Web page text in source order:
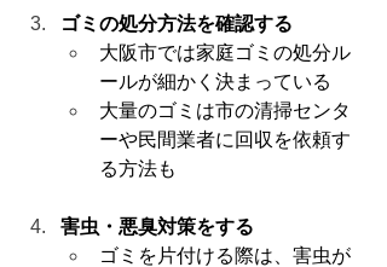
ゴミの処分方法を確認する
大阪市では家庭ゴミの処分ル
ールが細かく決まっている
大量のゴミは市の清掃センタ
ーや民間業者に回収を依頼す
る方法も
害虫・悪臭対策をする
ゴミを片付ける際は、害虫が